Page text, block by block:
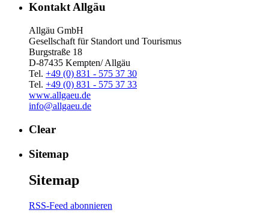
Kontakt Allgäu
Allgäu GmbH
Gesellschaft für Standort und Tourismus
Burgstraße 18
D-87435 Kempten/ Allgäu
Tel. +49 (0) 831 - 575 37 30
Tel. +49 (0) 831 - 575 37 33
www.allgaeu.de
info@allgaeu.de
Clear
Sitemap
Sitemap
RSS-Feed abonnieren